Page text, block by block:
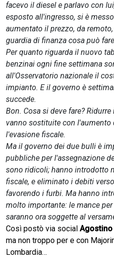
facevo il diesel e parlavo con
esposto all'ingresso, si è
aumentato il prezzo, da
guardia di finanza cosa può
Per quanto riguarda il nuovo
benzinai ogni fine settimana
all'Osservatorio nazionale il
impianto. E il governo è
succede.
Bon. Cosa si deve fare?
vanno sostituite con l'aumento
l'evasione fiscale.
Ma il governo dei due bulli è
pubbliche per l'assegnazione
sono ridicoli; hanno introdotto
fiscale, e eliminato i debiti
favorendo i furbi. Ma hanno
molto importante: le mance
saranno ora soggette al
Così postò via social Agostino
ma non troppo per e con
Lombardia…